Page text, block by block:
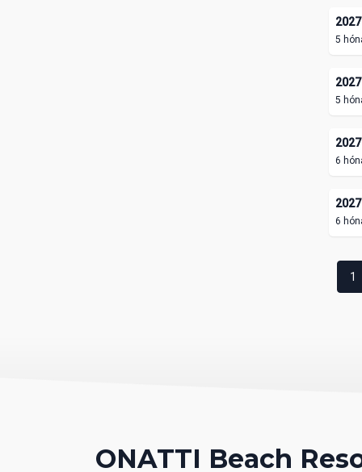
5
5
6
6
1
ONATTI Beach